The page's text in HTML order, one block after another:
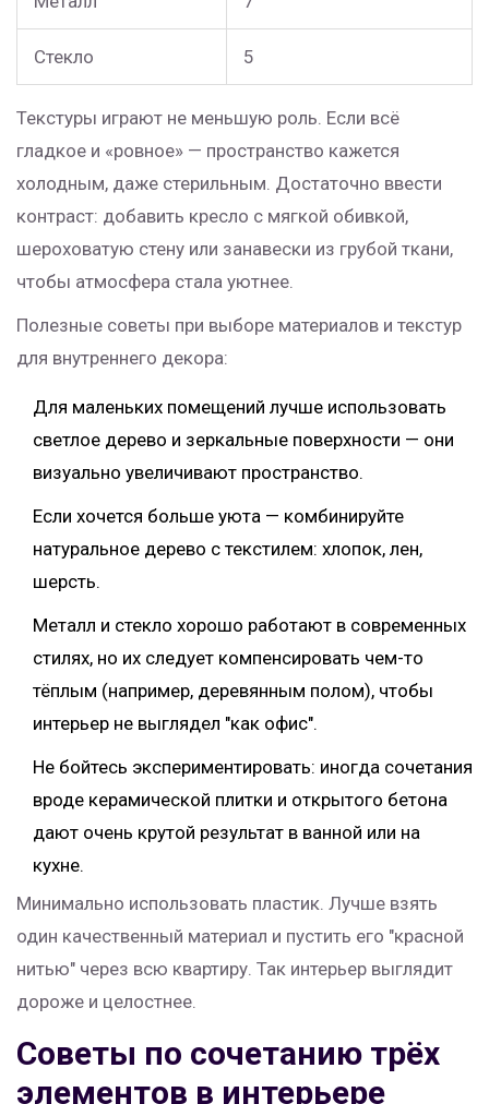
Стекло 5
Текстуры играют не меньшую роль. Если всё
гладкое и «ровное» — пространство кажется
холодным, даже стерильным. Достаточно ввести
контраст: добавить кресло с мягкой обивкой,
шероховатую стену или занавески из грубой ткани,
чтобы атмосфера стала уютнее.
Полезные советы при выборе материалов и текстур
для внутреннего декора:
Для маленьких помещений лучше использовать
светлое дерево и зеркальные поверхности — они
визуально увеличивают пространство.
Если хочется больше уюта — комбинируйте
натуральное дерево с текстилем: хлопок, лен,
шерсть.
Металл и стекло хорошо работают в современных
стилях, но их следует компенсировать чем-то
тёплым (например, деревянным полом), чтобы
интерьер не выглядел "как офис".
Не бойтесь экспериментировать: иногда сочетания
вроде керамической плитки и открытого бетона
дают очень крутой результат в ванной или на
кухне.
Минимально использовать пластик. Лучше взять
один качественный материал и пустить его "красной
нитью" через всю квартиру. Так интерьер выглядит
дороже и целостнее.
Советы по сочетанию трёх
элементов в интерьере